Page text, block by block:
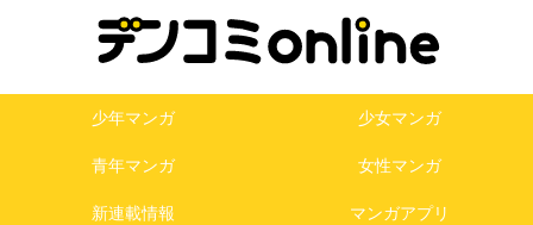
少年マンガ 少女マンガ
青年マンガ 女性マンガ
新連載情報 マンガアプリ